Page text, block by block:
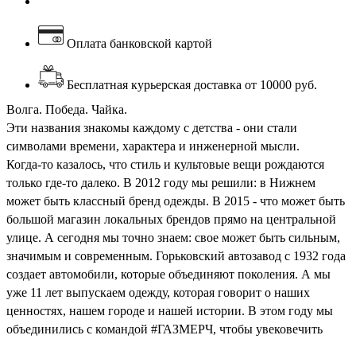
Волга. Победа. Чайка.
Эти названия знакомы каждому с детства - они стали
символами времени, характера и инженерной мысли.
Когда-то казалось, что стиль и культовые вещи рождаются
только где-то далеко. В 2012 году мы решили: в Нижнем
может быть классный бренд одежды. В 2015 - что может быть
большой магазин локальных брендов прямо на центральной
улице. А сегодня мы точно знаем: свое может быть сильным,
значимым и современным. Горьковский автозавод с 1932 года
создает автомобили, которые объединяют поколения. А мы
уже 11 лет выпускаем одежду, которая говорит о наших
ценностях, нашем городе и нашей истории. В этом году мы
объединились с командой #ГАЗМЕРЧ, чтобы увековечить
Оплата банковской картой
Бесплатная курьерская доставка от 10000 руб.